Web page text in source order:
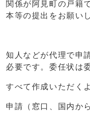
関係が阿見町の戸籍
本等の提出をお願い
知人などが代理で申
必要です。委任状は
すべて作成いただく
申請（窓口、国内か